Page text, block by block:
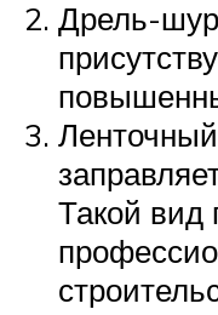
Дрель-
Такой вид